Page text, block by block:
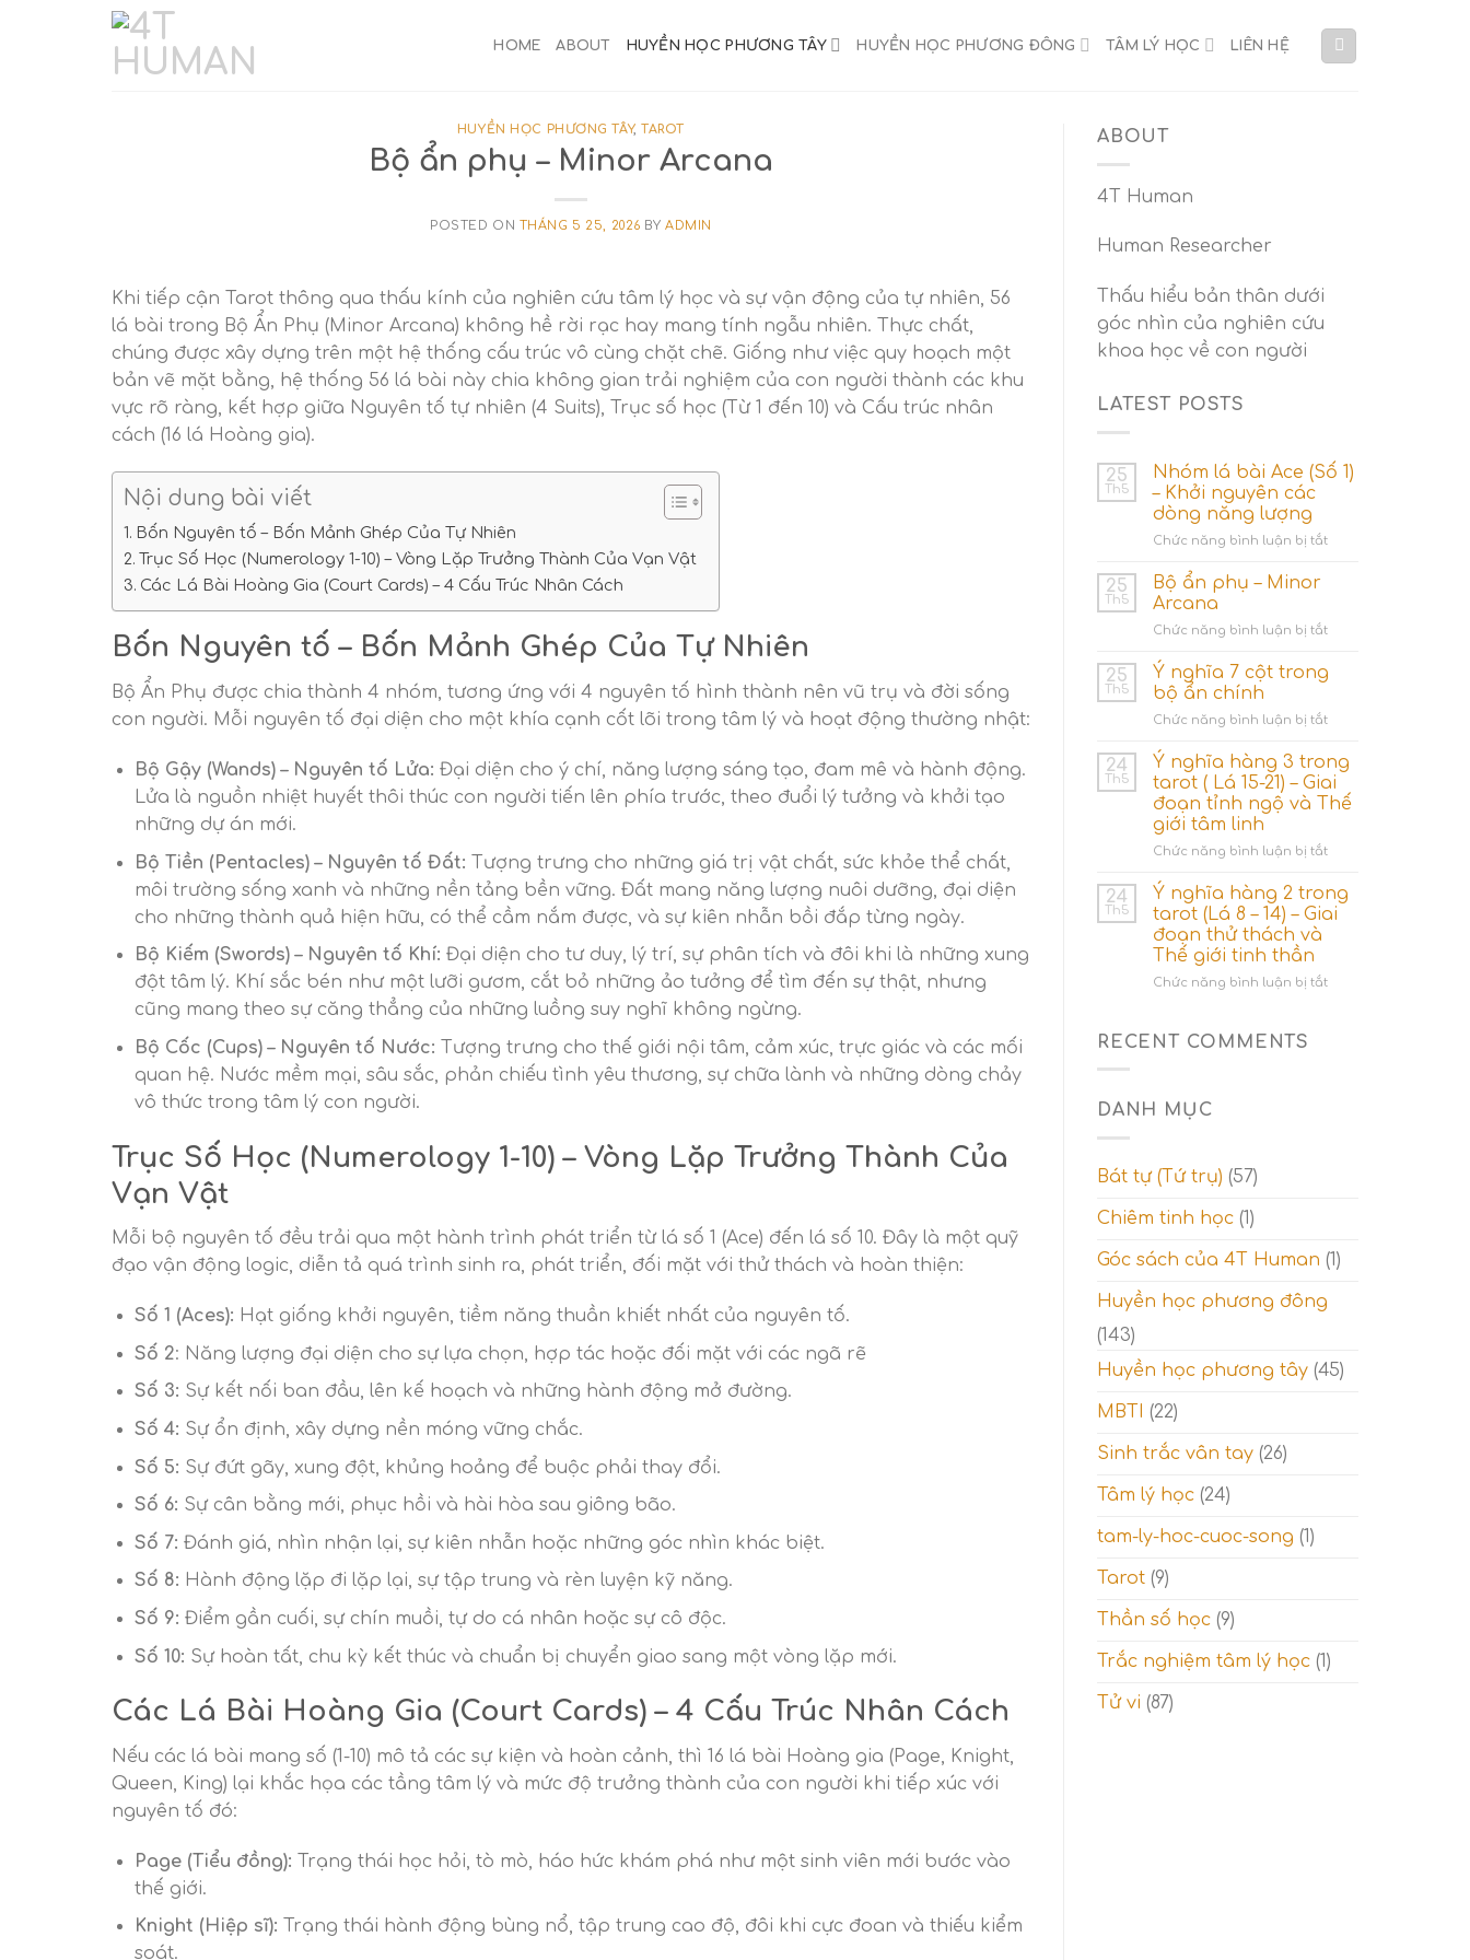
HOME ABOUT HUYỀN HỌC PHƯƠNG TÂY HUYỀN HỌC PHƯƠNG ĐÔNG TÂM LÝ HỌC LIÊN HỆ
HUYỀN HỌC PHƯƠNG TÂY,TAROT
Bộ ẩn phụ – Minor Arcana
POSTED ON THÁNG 5 25, 2026 BY ADMIN
Khi tiếp cận Tarot thông qua thấu kính của nghiên cứu tâm lý học và sự vận động của tự nhiên, 56
lá bài trong Bộ Ẩn Phụ (Minor Arcana) không hề rời rạc hay mang tính ngẫu nhiên. Thực chất,
chúng được xây dựng trên một hệ thống cấu trúc vô cùng chặt chẽ. Giống như việc quy hoạch một
bản vẽ mặt bằng, hệ thống 56 lá bài này chia không gian trải nghiệm của con người thành các khu
vực rõ ràng, kết hợp giữa Nguyên tố tự nhiên (4 Suits), Trục số học (Từ 1 đến 10) và Cấu trúc nhân
cách (16 lá Hoàng gia).
Nội dung bài viết
Bốn Nguyên tố – Bốn Mảnh Ghép Của Tự Nhiên
Trục Số Học (Numerology 1-10) – Vòng Lặp Trưởng Thành Của Vạn Vật
Các Lá Bài Hoàng Gia (Court Cards) – 4 Cấu Trúc Nhân Cách
Bốn Nguyên tố – Bốn Mảnh Ghép Của Tự Nhiên
Bộ Ẩn Phụ được chia thành 4 nhóm, tương ứng với 4 nguyên tố hình thành nên vũ trụ và đời sống
con người. Mỗi nguyên tố đại diện cho một khía cạnh cốt lõi trong tâm lý và hoạt động thường nhật:
Bộ Gậy (Wands) – Nguyên tố Lửa: Đại diện cho ý chí, năng lượng sáng tạo, đam mê và hành động.
Lửa là nguồn nhiệt huyết thôi thúc con người tiến lên phía trước, theo đuổi lý tưởng và khởi tạo
những dự án mới.
Bộ Tiền (Pentacles) – Nguyên tố Đất: Tượng trưng cho những giá trị vật chất, sức khỏe thể chất,
môi trường sống xanh và những nền tảng bền vững. Đất mang năng lượng nuôi dưỡng, đại diện
cho những thành quả hiện hữu, có thể cầm nắm được, và sự kiên nhẫn bồi đắp từng ngày.
Bộ Kiếm (Swords) – Nguyên tố Khí: Đại diện cho tư duy, lý trí, sự phân tích và đôi khi là những xung
đột tâm lý. Khí sắc bén như một lưỡi gươm, cắt bỏ những ảo tưởng để tìm đến sự thật, nhưng
cũng mang theo sự căng thẳng của những luồng suy nghĩ không ngừng.
Bộ Cốc (Cups) – Nguyên tố Nước: Tượng trưng cho thế giới nội tâm, cảm xúc, trực giác và các mối
quan hệ. Nước mềm mại, sâu sắc, phản chiếu tình yêu thương, sự chữa lành và những dòng chảy
vô thức trong tâm lý con người.
Trục Số Học (Numerology 1-10) – Vòng Lặp Trưởng Thành Của
Vạn Vật
Mỗi bộ nguyên tố đều trải qua một hành trình phát triển từ lá số 1 (Ace) đến lá số 10. Đây là một quỹ
đạo vận động logic, diễn tả quá trình sinh ra, phát triển, đối mặt với thử thách và hoàn thiện:
Số 1 (Aces): Hạt giống khởi nguyên, tiềm năng thuần khiết nhất của nguyên tố.
Số 2: Năng lượng đại diện cho sự lựa chọn, hợp tác hoặc đối mặt với các ngã rẽ
Số 3: Sự kết nối ban đầu, lên kế hoạch và những hành động mở đường.
Số 4: Sự ổn định, xây dựng nền móng vững chắc.
Số 5: Sự đứt gãy, xung đột, khủng hoảng để buộc phải thay đổi.
Số 6: Sự cân bằng mới, phục hồi và hài hòa sau giông bão.
Số 7: Đánh giá, nhìn nhận lại, sự kiên nhẫn hoặc những góc nhìn khác biệt.
Số 8: Hành động lặp đi lặp lại, sự tập trung và rèn luyện kỹ năng.
Số 9: Điểm gần cuối, sự chín muồi, tự do cá nhân hoặc sự cô độc.
Số 10: Sự hoàn tất, chu kỳ kết thúc và chuẩn bị chuyển giao sang một vòng lặp mới.
Các Lá Bài Hoàng Gia (Court Cards) – 4 Cấu Trúc Nhân Cách
Nếu các lá bài mang số (1-10) mô tả các sự kiện và hoàn cảnh, thì 16 lá bài Hoàng gia (Page, Knight,
Queen, King) lại khắc họa các tầng tâm lý và mức độ trưởng thành của con người khi tiếp xúc với
nguyên tố đó:
Page (Tiểu đồng): Trạng thái học hỏi, tò mò, háo hức khám phá như một sinh viên mới bước vào
thế giới.
Knight (Hiệp sĩ): Trạng thái hành động bùng nổ, tập trung cao độ, đôi khi cực đoan và thiếu kiểm
soát.
ABOUT
4T Human
Human Researcher
Thấu hiểu bản thân dưới
góc nhìn của nghiên cứu
khoa học về con người
LATEST POSTS
25
Th5
Nhóm lá bài Ace (Số 1)
– Khởi nguyên các
dòng năng lượng
Chức năng bình luận bị tắtở
(Số
–
các
năng
lượng
25
Th5
Bộ ẩn phụ – Minor
Arcana
Chức năng bình luận bị tắtở
phụ
Minor
25
Th5
Ý nghĩa 7 cột trong
bộ ẩn chính
Chức năng bình luận bị tắtở
nghĩa
cột
trong
ẩn
24
Th5
Ý nghĩa hàng 3 trong
tarot ( Lá 15-21) – Giai
đoạn tỉnh ngộ và Thế
giới tâm linh
Chức năng bình luận bị tắtở
nghĩa
hàng
3
(
24
Th5
Ý nghĩa hàng 2 trong
tarot (Lá 8 – 14) – Giai
đoạn thử thách và
Thế giới tinh thần
Chức năng bình luận bị tắtở
thách
RECENT COMMENTS
DANH MỤC
Bát tự (Tứ trụ) (57)
Chiêm tinh học (1)
Góc sách của 4T Human (1)
Huyền học phương đông
(143)
Huyền học phương tây (45)
MBTI (22)
Sinh trắc vân tay (26)
Tâm lý học (24)
tam-ly-hoc-cuoc-song (1)
Tarot (9)
Thần số học (9)
Trắc nghiệm tâm lý học (1)
Tử vi (87)